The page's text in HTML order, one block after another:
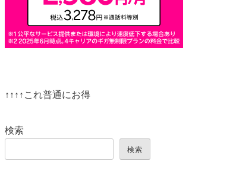
↑↑↑↑これ普通にお得
検索
検索